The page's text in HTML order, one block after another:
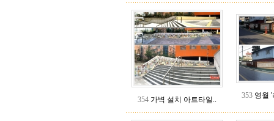
354 가벽 설치 아트타일.. 353 영월